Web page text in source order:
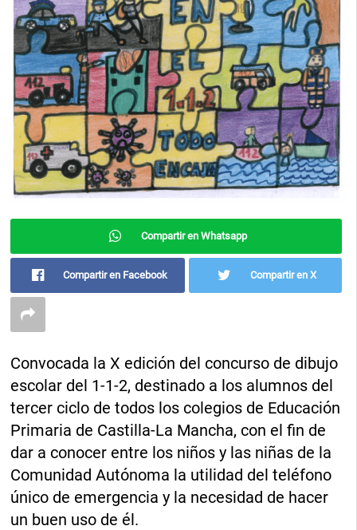
Compartir en Whatsapp
Compartir en Facebook Compartir en X
Convocada la X edición del concurso de dibujo
escolar del 1-1-2, destinado a los alumnos del
tercer ciclo de todos los colegios de Educación
Primaria de Castilla-La Mancha, con el fin de
dar a conocer entre los niños y las niñas de la
Comunidad Autónoma la utilidad del teléfono
único de emergencia y la necesidad de hacer
un buen uso de él.